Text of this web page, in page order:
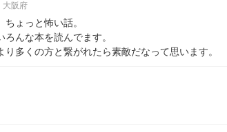
大阪府
ょっと怖い話。
んな本を読んでます。
多くの方と繋がれたら素敵だなって思います。